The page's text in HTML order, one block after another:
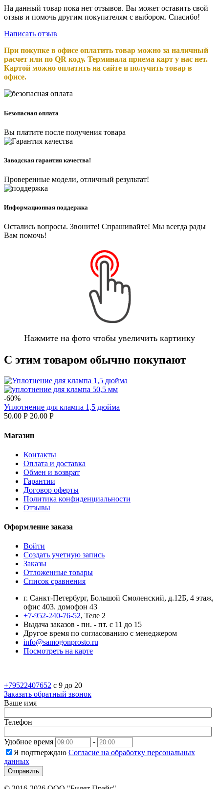
На данный товар пока нет отзывов. Вы может оставить свой
отзыв и помочь другим покупателям с выбором. Спасибо!
Написать отзыв
При покупке в офисе оплатить товар можно за наличный
расчет или по QR коду. Терминала приема карт у нас нет.
Картой можно оплатить на сайте и получить товар в
офисе.
Безопасная оплата
Вы платите после получения товара
Заводская гарантия качества!
Проверенные модели, отличный результат!
Информационная поддержка
Остались вопросы. Звоните! Спрашивайте! Мы всегда рады
Вам помочь!
Нажмите на фото чтобы увеличить картинку
С этим товаром обычно покупают
-60%
Уплотнение для клампа 1,5 дюйма
50.00 Р 20.00 Р
Магазин
Контакты
Оплата и доставка
Обмен и возврат
Гарантии
Договор оферты
Политика конфиденциальности
Отзывы
Оформление заказа
Войти
Создать учетную запись
Заказы
Отложенные товары
Список сравнения
г. Санкт-Петербург, Большой Смоленский, д.12Б, 4 этаж,
офис 403. домофон 43
+7-952-240-76-52, Теле 2
Выдача заказов - пн. - пт. с 11 до 15
Другое время по согласованию с менеджером
info@samogonprosto.ru
Посмотреть на карте
+79522407652 c 9 до 20
Заказать обратный звонок
Ваше имя
Телефон
Удобное время
-
Я подтверждаю Согласие на обработку персональных
данных
Отправить